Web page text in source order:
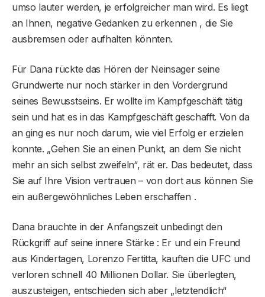
umso lauter werden, je erfolgreicher man wird. Es liegt
an Ihnen, negative Gedanken zu erkennen , die Sie
ausbremsen oder aufhalten könnten.
Für Dana rückte das Hören der Neinsager seine
Grundwerte nur noch stärker in den Vordergrund
seines Bewusstseins. Er wollte im Kampfgeschäft tätig
sein und hat es in das Kampfgeschäft geschafft. Von da
an ging es nur noch darum, wie viel Erfolg er erzielen
konnte. „Gehen Sie an einen Punkt, an dem Sie nicht
mehr an sich selbst zweifeln“, rät er. Das bedeutet, dass
Sie auf Ihre Vision vertrauen – von dort aus können Sie
ein außergewöhnliches Leben erschaffen .
Dana brauchte in der Anfangszeit unbedingt den
Rückgriff auf seine innere Stärke : Er und ein Freund
aus Kindertagen, Lorenzo Fertitta, kauften die UFC und
verloren schnell 40 Millionen Dollar. Sie überlegten,
auszusteigen, entschieden sich aber „letztendlich“